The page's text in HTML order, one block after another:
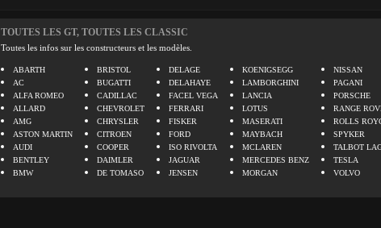
TOUTES LES GT, TOUTES LES CLASSIC
Toutes les infos sur les constructeurs et les modèles.
ABARTH
AC
ALFA ROMEO
ALLARD
AMG
ASTON MARTIN
AUDI
BENTLEY
BMW
BRISTOL
BUGATTI
CADILLAC
CHEVROLET
CHRYSLER
CITROEN
COOPER
DAIMLER
DE TOMASO
DELAGE
DELAHAYE
FACEL VEGA
FERRARI
FISKER
FORD
ISO RIVOLTA
JAGUAR
JENSEN
KOENIGSEGG
LAMBORGHINI
LANCIA
LOTUS
MASERATI
MAYBACH
MCLAREN
MERCEDES BENZ
MORGAN
NISSAN
PAGANI
PORSCHE
RANGE
ROLLS
SPYKER
TALBOT
TESLA
VOLVO